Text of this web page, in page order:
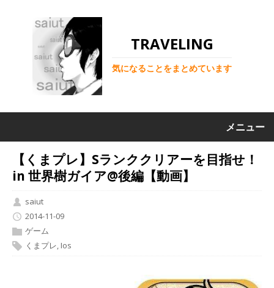
TRAVELING
気になることをまとめています
メニュー
【くまプレ】Sランククリアーを目指せ！
in 世界樹ガイア@後編【動画】
saiut
2014-11-09
ゲーム
くまプレ, Ios